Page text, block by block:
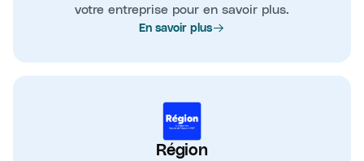
votre entreprise pour en savoir plus.
En savoir plus
Région